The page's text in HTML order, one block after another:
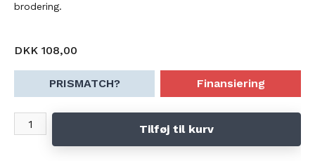
brodering.
DKK 108,00
PRISMATCH? Finansiering
Tilføj til kurv